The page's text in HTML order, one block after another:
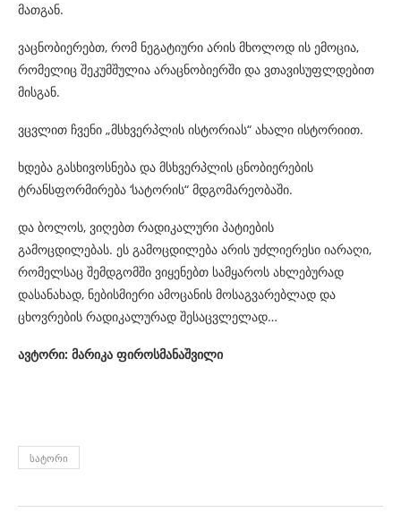
მათგან.
ვაცნობიერებთ, რომ ნეგატიური არის მხოლოდ ის ემოცია,
რომელიც შეკუმშულია არაცნობიერში და ვთავისუფლდებით
მისგან.
ვცვლით ჩვენი „მსხვერპლის ისტორიას“ ახალი ისტორიით.
ხდება გასხივოსნება და მსხვერპლის ცნობიერების
ტრანსფორმირება ‘სატორის“ მდგომარეობაში.
და ბოლოს, ვიღებთ რადიკალური პატიების
გამოცდილებას. ეს გამოცდილება არის უძლიერესი იარაღი,
რომელსაც შემდგომში ვიყენებთ სამყაროს ახლებურად
დასანახად, ნებისმიერი ამოცანის მოსაგვარებლად და
ცხოვრების რადიკალურად შესაცვლელად…
ავტორი: მარიკა ფიროსმანაშვილი
ᲡᲐᲢᲝᲠᲘ